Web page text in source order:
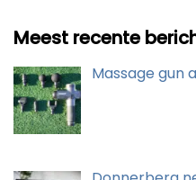
Meest recente
Massage gun